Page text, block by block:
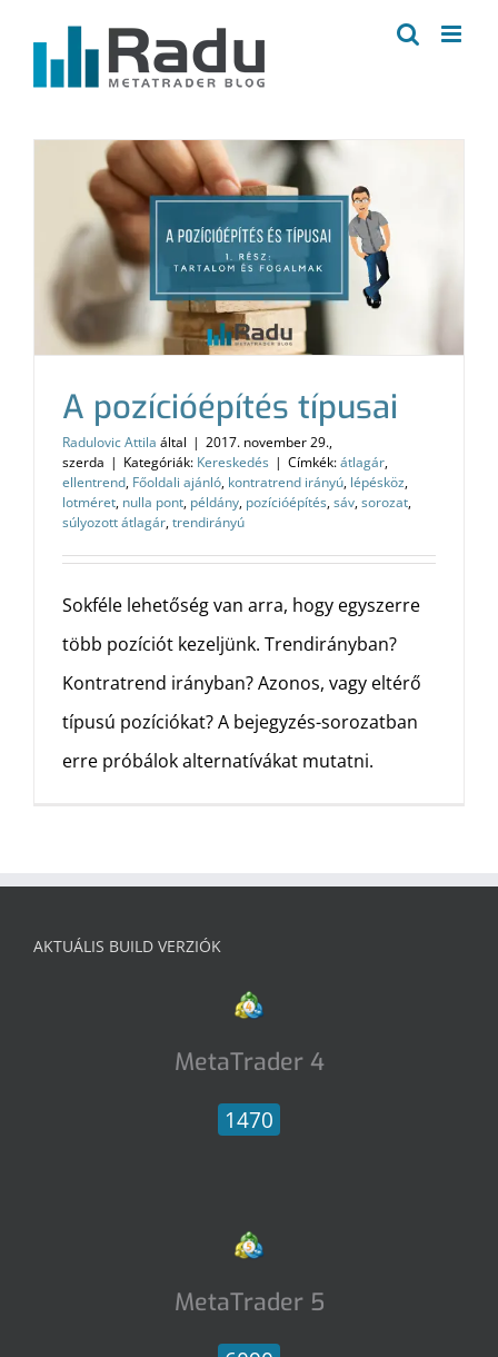
A pozícióépítés típusai
Radulovic Attila által | 2017. november 29.,
szerda | Kategóriák: Kereskedés | Címkék:átlagár,
ellentrend, Főoldali ajánló, kontratrend irányú, lépésköz,
lotméret, nulla pont, példány, pozícióépítés,sáv,sorozat,
súlyozott átlagár,trendirányú
Sokféle lehetőség van arra, hogy egyszerre
több pozíciót kezeljünk. Trendirányban?
Kontratrend irányban? Azonos, vagy eltérő
típusú pozíciókat? A bejegyzés-sorozatban
erre próbálok alternatívákat mutatni.
AKTUÁLIS BUILD VERZIÓK
MetaTrader 4
1470
MetaTrader 5